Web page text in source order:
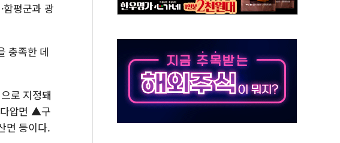
결혼 때문에 손해 보는 일 없게"…'결혼 페널티' 22개 과제 손본다
안부' 피해자 기림의 날 참석..."국제적 시민 연대로 목소리 내야"
도 갯벌서 해루질 중 실종 60대 나흘만에 숨진 채 발견
다툼 중 어머니 흉기 살해 10대 아들 체포
김민석에 '뻔뻔' 받아친 정청래…제주 연설서 신경전 고조
평군과 광
충족한 데
로 지정돼
압면 ▲구
면 등이다.